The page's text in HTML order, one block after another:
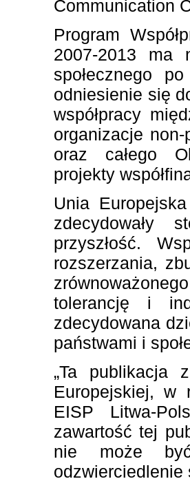
Communication
Program
2007-2013 ma
społecznego
odniesienie się
współpracy
organizacje
oraz całego
projekty
Unia
zdecydowały
przyszłość.
rozszerzania,
tolerancję i
zdecydowana
państwami i
„Ta publikacja
Europejskiej, w
EISP Litwa-
zawartość tej
nie może
odzwierciedlenie